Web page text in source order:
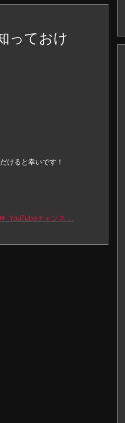
っておけ
けると幸いです！
YouTubeチャンネ ...